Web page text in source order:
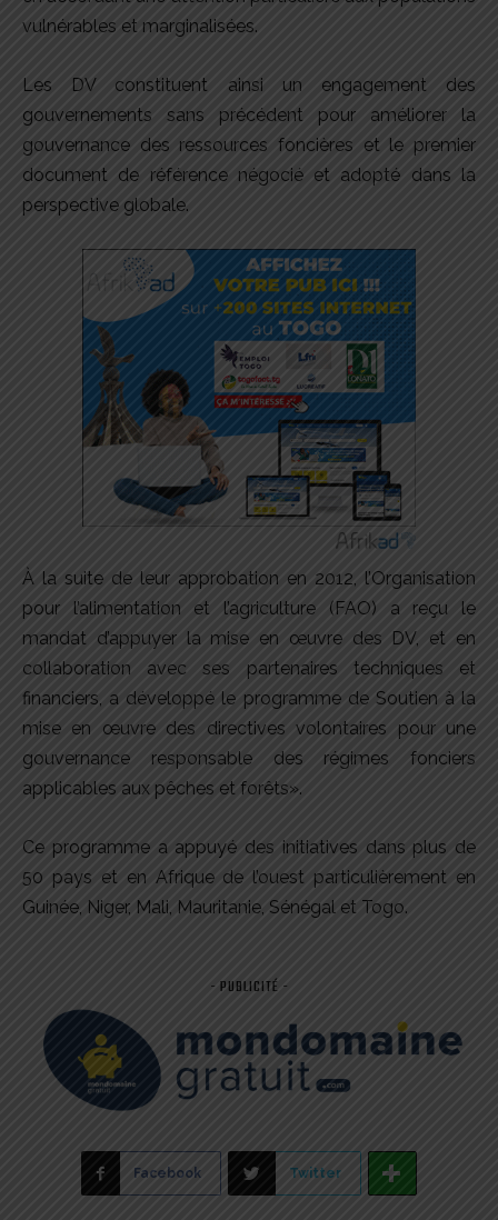
vulnérables et marginalisées.
Les DV constituent ainsi un engagement des
gouvernements sans précédent pour améliorer la
gouvernance des ressources foncières et le premier
document de référence négocié et adopté dans la
perspective globale.
À la suite de leur approbation en 2012, l’Organisation
pour l’alimentation et l’agriculture (FAO) a reçu le
mandat d’appuyer la mise en œuvre des DV, et en
collaboration avec ses partenaires techniques et
financiers, a développé le programme de Soutien à la
mise en œuvre des directives volontaires pour une
gouvernance responsable des régimes fonciers
applicables aux pêches et forêts».
Ce programme a appuyé des initiatives dans plus de
50 pays et en Afrique de l’ouest particulièrement en
Guinée, Niger, Mali, Mauritanie, Sénégal et Togo.
- PUBLICITÉ -
Facebook Twitter